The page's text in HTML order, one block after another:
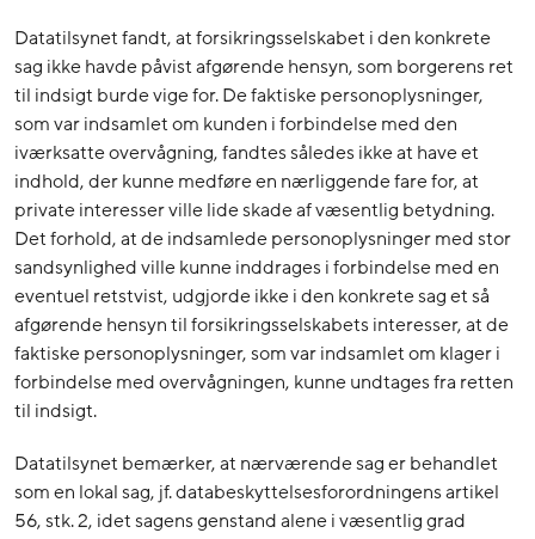
Datatilsynet fandt, at forsikringsselskabet i den konkrete
sag ikke havde påvist afgørende hensyn, som borgerens ret
til indsigt burde vige for. De faktiske personoplysninger,
som var indsamlet om kunden i forbindelse med den
iværksatte overvågning, fandtes således ikke at have et
indhold, der kunne medføre en nærliggende fare for, at
private interesser ville lide skade af væsentlig betydning.
Det forhold, at de indsamlede personoplysninger med stor
sandsynlighed ville kunne inddrages i forbindelse med en
eventuel retstvist, udgjorde ikke i den konkrete sag et så
afgørende hensyn til forsikringsselskabets interesser, at de
faktiske personoplysninger, som var indsamlet om klager i
forbindelse med overvågningen, kunne undtages fra retten
til indsigt.
Datatilsynet bemærker, at nærværende sag er behandlet
som en lokal sag, jf. databeskyttelsesforordningens artikel
56, stk. 2, idet sagens genstand alene i væsentlig grad